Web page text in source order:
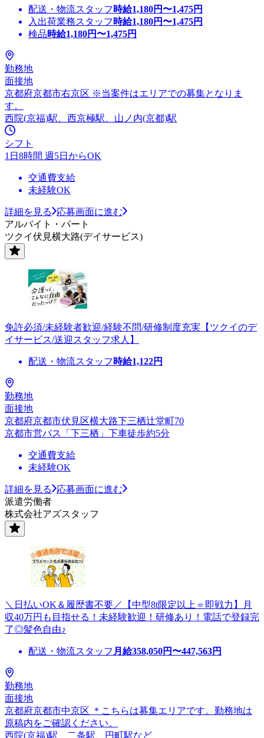
配送・物流スタッフ 時給1,180円〜1,475円
入出荷業務スタッフ 時給1,180円〜1,475円
検品時給1,180円〜1,475円
勤務地
面接地
京都府京都市右京区 ※当案件はエリアでの募集となりま
す。
西院(京福)駅、西京極駅、山ノ内(京都)駅
シフト
1日8時間 週5日からOK
交通費支給
未経験OK
詳細を見る
応募画面に進む
アルバイト・パート
ツクイ伏見横大路(デイサービス)
免許必須/未経験者歓迎/経験不問/研修制度充実【ツクイのデ
イサービス/送迎スタッフ求人】
配送・物流スタッフ 時給1,122円
勤務地
面接地
京都府京都市伏見区横大路下三栖辻堂町70
京都市営バス「下三栖」下車徒歩約5分
交通費支給
未経験OK
詳細を見る
応募画面に進む
派遣労働者
株式会社アズスタッフ
＼日払いOK＆履歴書不要／【中型8t限定以上＝即戦力】月
収40万円も目指せる！未経験歓迎！研修あり！電話で登録完
了◎髪色自由♪
配送・物流スタッフ 月給358,050円〜447,563円
勤務地
面接地
京都府京都市中京区 ＊こちらは募集エリアです。勤務地は
原稿内をご確認ください。
西院(京福)駅、二条駅、円町駅など